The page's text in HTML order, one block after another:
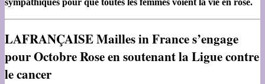
LAFRANÇAISE Mailles in France s’engage
pour Octobre Rose en soutenant la Ligue contre
le cancer